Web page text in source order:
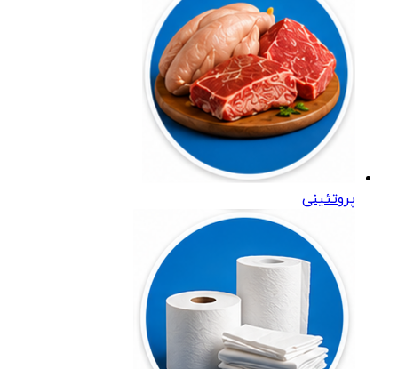
پروتئینی